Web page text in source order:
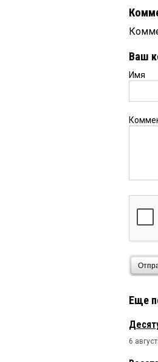
Ваш
Имя
Еще
6